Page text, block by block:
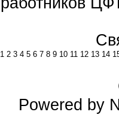
1 2 3 4 5 6 7 8 9 10 11 12 13 14
Powered by